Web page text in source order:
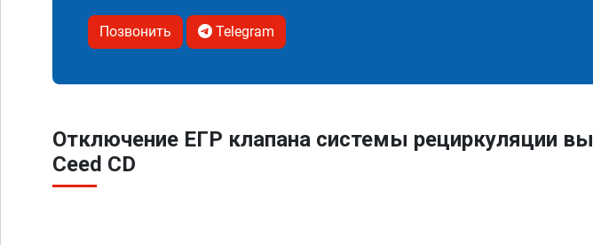
Позвонить Telegram
Отключение ЕГР клапана системы рециркуляции
Ceed CD